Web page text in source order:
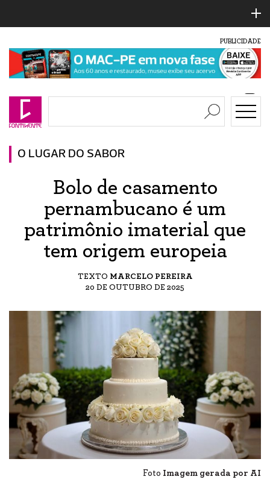
PUBLICIDADE
O LUGAR DO SABOR
Bolo de casamento
pernambucano é um
patrimônio imaterial que
tem origem europeia
TEXTO MARCELO PEREIRA
20 DE OUTUBRO DE 2025
Foto Imagem gerada por AI